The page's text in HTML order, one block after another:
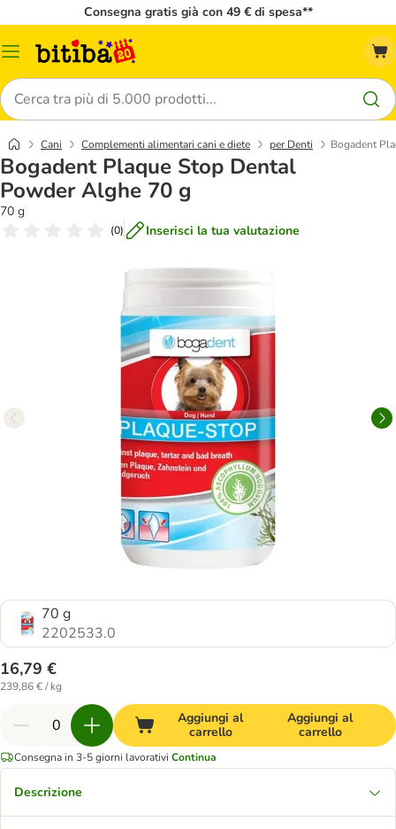
Consegna gratis già con 49 € di spesa**
Overview
Cerca
Cani Complementi alimentari cani e diete per Denti Bogadent
Bogadent Plaque Stop Dental
Powder Alghe 70 g
70 g
(0) Inserisci la tua valutazione
70 g
2202533.0
16,79 €
239,86 € / kg
Aggiungi al
carrello
Aggiungi al
carrello
Consegna in 3-5 giorni lavorativi Continua
Descrizione